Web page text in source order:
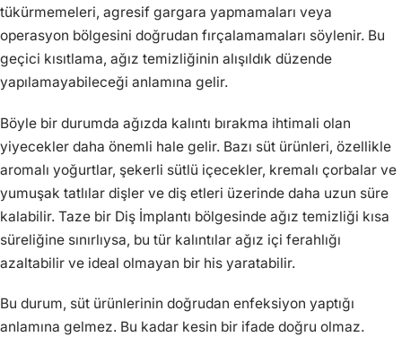
tükürmemeleri, agresif gargara yapmamaları veya
operasyon bölgesini doğrudan fırçalamamaları söylenir. Bu
geçici kısıtlama, ağız temizliğinin alışıldık düzende
yapılamayabileceği anlamına gelir.
Böyle bir durumda ağızda kalıntı bırakma ihtimali olan
yiyecekler daha önemli hale gelir. Bazı süt ürünleri, özellikle
aromalı yoğurtlar, şekerli sütlü içecekler, kremalı çorbalar ve
yumuşak tatlılar dişler ve diş etleri üzerinde daha uzun süre
kalabilir. Taze bir Diş İmplantı bölgesinde ağız temizliği kısa
süreliğine sınırlıysa, bu tür kalıntılar ağız içi ferahlığı
azaltabilir ve ideal olmayan bir his yaratabilir.
Bu durum, süt ürünlerinin doğrudan enfeksiyon yaptığı
anlamına gelmez. Bu kadar kesin bir ifade doğru olmaz.